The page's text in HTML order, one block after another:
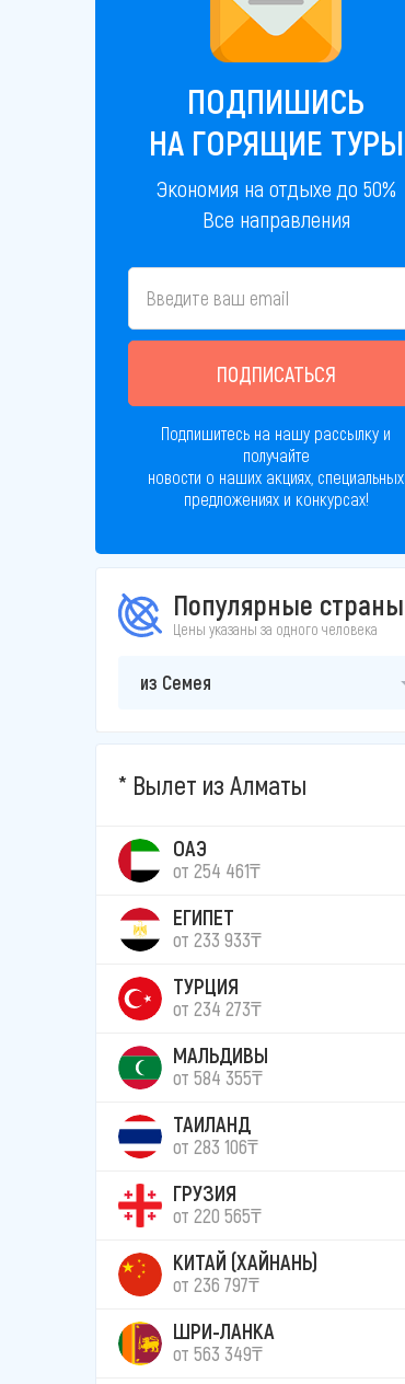
ПОДПИШИСЬ
НА ГОРЯЩИЕ ТУРЫ
Экономия на отдыхе до 50%
Все направления
ПОДПИСАТЬСЯ
Подпишитесь на нашу рассылку и
получайте
новости о наших акциях, специальных
предложениях и конкурсах!
Популярные страны
Цены указаны за одного человека
из Семея
Вылет из Алматы
ОАЭ
от 254 461₸
ЕГИПЕТ
от 233 933₸
ТУРЦИЯ
от 234 273₸
МАЛЬДИВЫ
от 584 355₸
ТАИЛАНД
от 283 106₸
ГРУЗИЯ
от 220 565₸
КИТАЙ (ХАЙНАНЬ)
от 236 797₸
ШРИ-ЛАНКА
от 563 349₸